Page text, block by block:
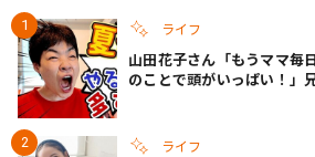
ライフ
山田花子さん「もうママ毎
のことで頭がいっぱい！」
ライフ